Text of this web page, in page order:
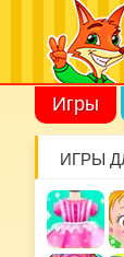
Игры
ИГРЫ